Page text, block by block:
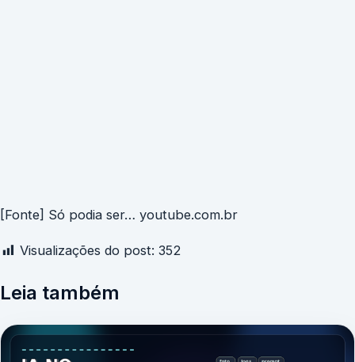
[Fonte] Só podia ser… youtube.com.br
Visualizações do post: 352
Leia também